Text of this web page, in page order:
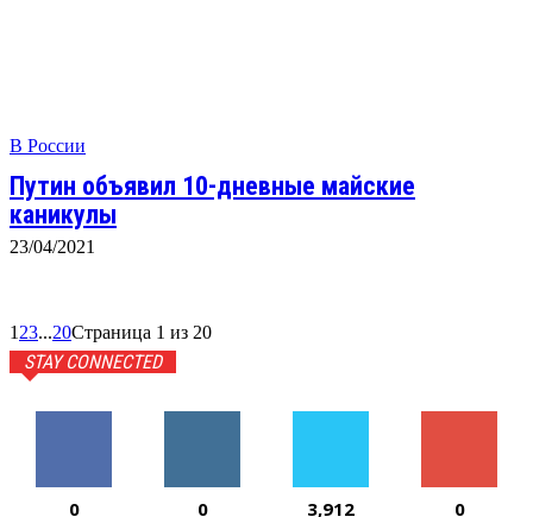
В России
Путин объявил 10-дневные майские
каникулы
23/04/2021
1 23...20Страница 1 из 20
STAY CONNECTED
0 0 3,912 0